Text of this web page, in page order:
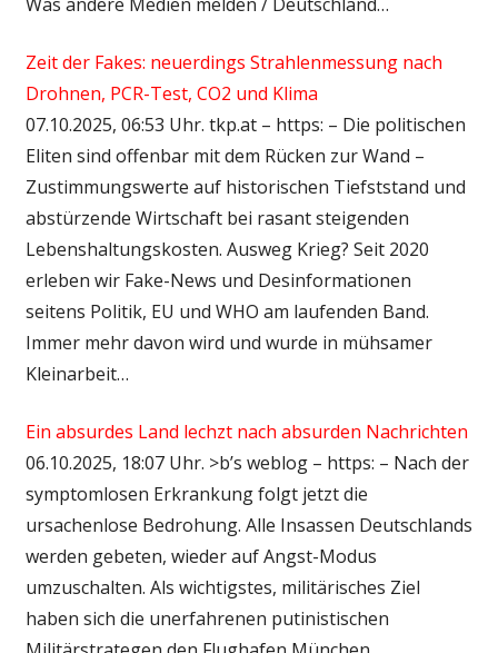
Zeit der Fakes: neuerdings Strahlenmessung nach
Drohnen, PCR-Test, CO2 und Klima
07.10.2025, 06:53 Uhr. tkp.at – https: – Die politischen
Eliten sind offenbar mit dem Rücken zur Wand –
Zustimmungswerte auf historischen Tiefststand und
abstürzende Wirtschaft bei rasant steigenden
Lebenshaltungskosten. Ausweg Krieg? Seit 2020
erleben wir Fake-News und Desinformationen
seitens Politik, EU und WHO am laufenden Band.
Immer mehr davon wird und wurde in mühsamer
Kleinarbeit…
Ein absurdes Land lechzt nach absurden Nachrichten
06.10.2025, 18:07 Uhr. >b’s weblog – https: – Nach der
symptomlosen Erkrankung folgt jetzt die
ursachenlose Bedrohung. Alle Insassen Deutschlands
werden gebeten, wieder auf Angst-Modus
umzuschalten. Als wichtigstes, militärisches Ziel
haben sich die unerfahrenen putinistischen